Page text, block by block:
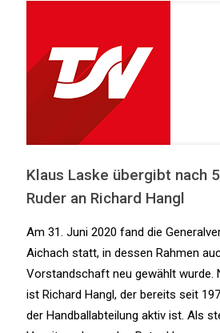
Klaus Laske übergibt nach
Ruder an Richard Hangl
Am 31. Juni 2020 fand die
Aichach statt, in dessen Rahmen
Vorstandschaft neu gewählt wurde.
ist Richard Hangl, der bereits seit
der Handballabteilung aktiv ist. Als